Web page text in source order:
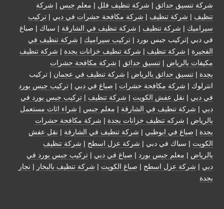
شركة تنسيق حدائق | شركة تنظيف فلل | معلم جبس | شركة
تنظيف | شركة تنظيف | شركة مكافحة حشرات في دبي | تركيب
سيراميك | شركة تنظيف | شركة تنظيف في الشارقة | سباك | صباغ
في دبي |تركيب جبس بورد | تركيب سيراميك | شركة تنظيف في
الفجيرة | شركة تنظيف | شركة تنظيف خزانات بجدة | شركة تنظيف
مكيفات بالرياض | تنسيق حدائق | شركة مكافحة حشرات
بجدة | تنسيق حدائق بالرياض | شركة تنظيف في عجمان | تركيب
انترلوك | شركة مكافحة حشرات | صباغ في دبي | تركيب جبس بورد
في دبي | نقل عفش الكويت | شركة تنظيف | تركيب جبس بورد في
دبي | شركة تنظيف في الشارقة | معلم جبس | شراء اثاث مستعمل
بالرياض | شركه تنظيف خزانات بجدة | شركة مكافحة حشرات
بجدة | صباغ في ابوظبي | شركة تنظيف في الشارقة | نقل عفش
الكويت | سباك في دبي | شركة عزل اسطح | شركة تنظيف
بالرياض | معلم جبس بورد | صباغ في دبي | تركيب جبس بورد في
دبي | شركة عزل اسطح | صباغ الكويت | شركة تنظيف بالبخار | نجار
بجدة